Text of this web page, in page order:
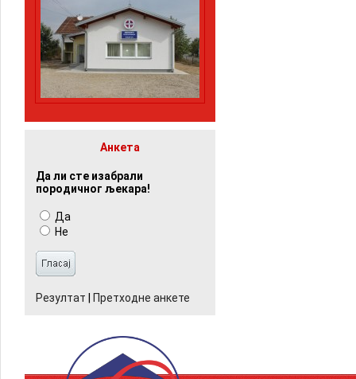
Анкета
Да ли сте изабрали
породичног љекара!
Да
Не
Резултат Претходне анкете